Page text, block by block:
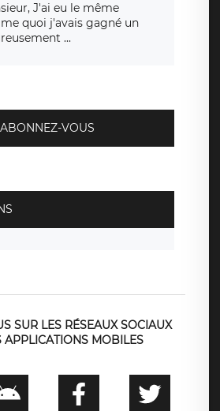
J'ai eu le même
quoi j'avais gagné un
...
VOUS
SUR LES RÉSEAUX SOCIAUX
APPLICATIONS MOBILES